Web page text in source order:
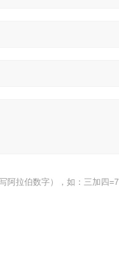
阿拉伯数字），如：三加四=7